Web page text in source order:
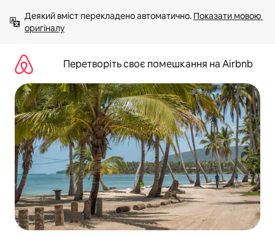
вмісту
Деякий вміст перекладено автоматично. Показати мовою
оригіналу
Перетворіть своє помешкання на Airbnb